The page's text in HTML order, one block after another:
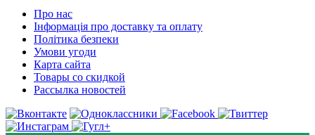
Про нас
Інформація про доставку та оплату
Політика безпеки
Умови угоди
Карта сайта
Товары со скидкой
Рассылка новостей